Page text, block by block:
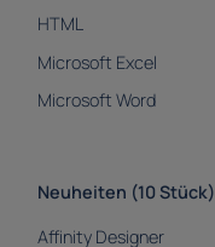
HTML
Microsoft Excel
Microsoft Word
Neuheiten (10 Stück)
Affinity Designer